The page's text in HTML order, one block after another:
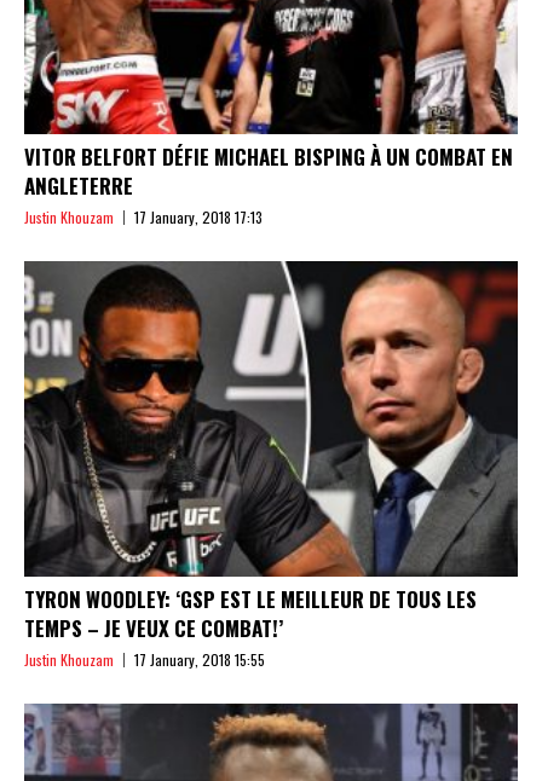
VITOR BELFORT DÉFIE MICHAEL BISPING À UN COMBAT EN
ANGLETERRE
Justin Khouzam 17 January, 2018 17:13
TYRON WOODLEY: ‘GSP EST LE MEILLEUR DE TOUS LES
TEMPS – JE VEUX CE COMBAT!’
Justin Khouzam 17 January, 2018 15:55